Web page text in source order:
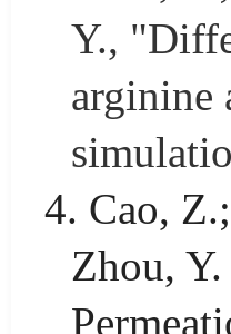
Y.,
arginine
4. Cao,
Zhou,